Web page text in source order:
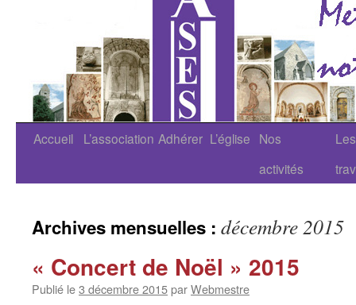
Accueil L’association Adhérer L’église Nos
activités
Les
Archives mensuelles : décembre 2015
« Concert de Noël » 2015
Publié le3 décembre 2015parWebmestre